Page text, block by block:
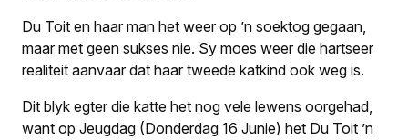
Du Toit en haar man het weer op ’n soektog gegaan,
maar met geen sukses nie. Sy moes weer die hartseer
realiteit aanvaar dat haar tweede katkind ook weg is.
Dit blyk egter die katte het nog vele lewens oorgehad,
want op Jeugdag (Donderdag 16 Junie) het Du Toit ’n